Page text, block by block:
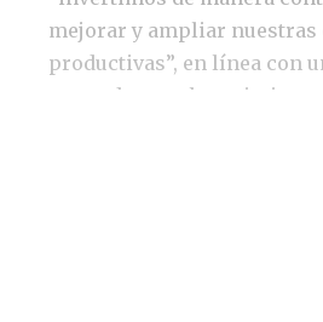
mejorar y ampliar nuestras
productivas”, en línea con
marcada por el crecimiento